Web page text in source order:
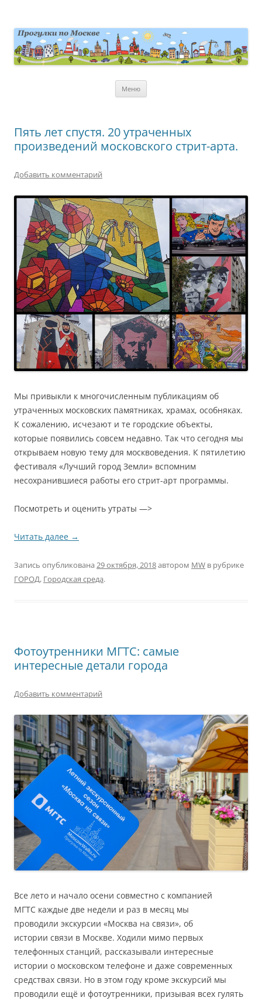
Меню
Пять лет спустя. 20 утраченных
произведений московского стрит-арта.
Добавить комментарий
Мы привыкли к многочисленным публикациям об
утраченных московских памятниках, храмах, особняках.
К сожалению, исчезают и те городские объекты,
которые появились совсем недавно. Так что сегодня мы
открываем новую тему для москвоведения. К пятилетию
фестиваля «Лучший город Земли» вспомним
несохранившиеся работы его стрит-арт программы.
Посмотреть и оценить утраты —>
Читать далее →
Запись опубликована 29 октября, 2018автором MW в рубрике
ГОРОД, Городская среда.
Фотоутренники МГТС: самые
интересные детали города
Добавить комментарий
Все лето и начало осени совместно с компанией
МГТС каждые две недели и раз в месяц мы
проводили экскурсии «Москва на связи», об
истории связи в Москве. Ходили мимо первых
телефонных станций, рассказывали интересные
истории о московском телефоне и даже современных
средствах связи. Но в этом году кроме экскурсий мы
проводили ещё и фотоутренники, призывая всех гулять